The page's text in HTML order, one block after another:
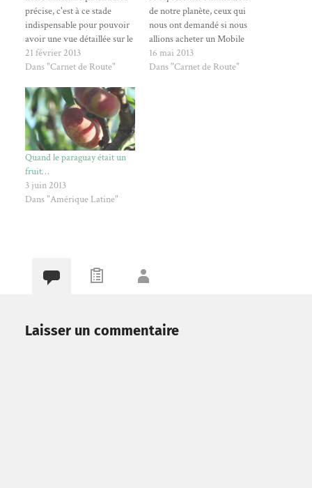
précise, c'est à ce stade
indispensable pour pouvoir
avoir une vue détaillée sur le
budget nécessaire. Voici les
pays retenus: Argentine Chili
Indonésie Thaïlande Sri
Lanka Nous avons déjà
recensé de façon détaillée les
moyens de transport et les…
21 février 2013
Dans "Carnet de Route"
de notre planète, ceux qui
nous ont demandé si nous
allions acheter un Mobile
Home pour faire le tour du
monde, ou tout simplement
16 mai 2013
Dans "Carnet de Route"
Quand le paraguay était un
fruit…
3 juin 2013
Dans "Amérique Latine"
Laisser un commentaire